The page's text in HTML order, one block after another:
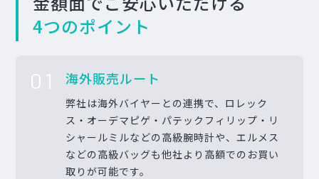
4つのポイント
01 海外販売ルート
弊社は海外バイヤーとの連携で、ロレック
ス・オーデマピゲ・パテックフィリップ・リ
シャールミルなどの高級腕時計や、エルメス
などの高級バッグも他社より高額でのお買い
取りが可能です。